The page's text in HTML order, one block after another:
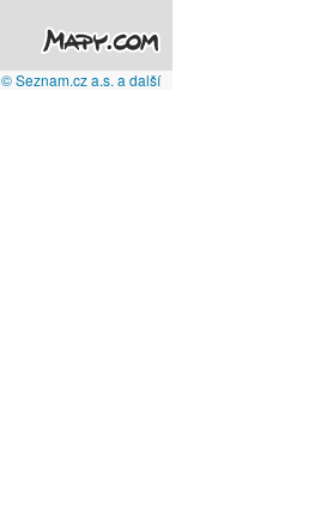
© Seznam.cz a.s. a další